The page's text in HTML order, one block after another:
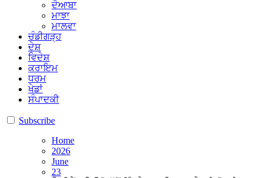
ਦੋਆਬਾ
ਮਾਝਾ
ਮਾਲਵਾ
ਚੰਡੀਗੜ੍ਹ
ਦੇਸ਼
ਵਿਦੇਸ਼
ਕਰਾਇਮ
ਧਰਮ
ਖੇਡਾਂ
ਸੰਪਾਦਕੀ
Subscribe
Home
2026
June
23